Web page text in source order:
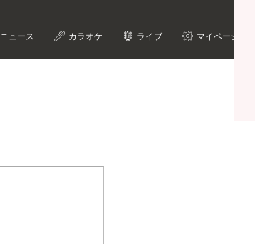
ニュース カラオケ ライブ マイページ